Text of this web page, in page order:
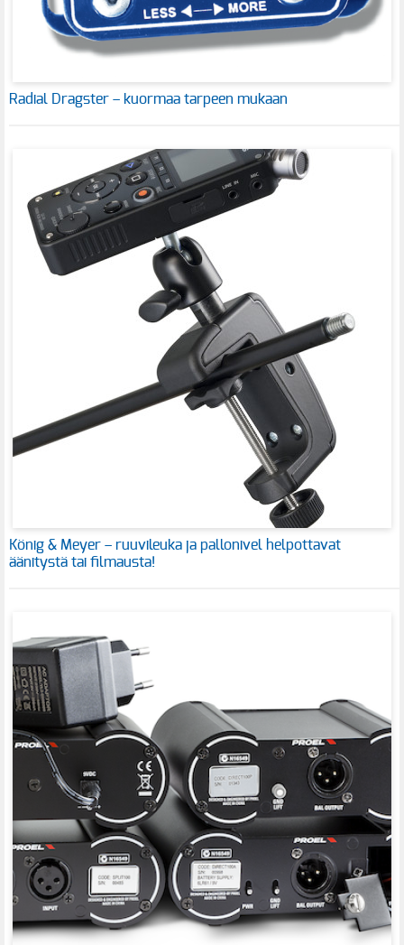
Radial Dragster – kuormaa tarpeen mukaan
König & Meyer – ruuvileuka ja pallonivel helpottavat
äänitystä tai filmausta!